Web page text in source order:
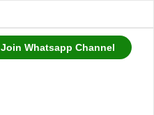
Join Whatsapp Channel